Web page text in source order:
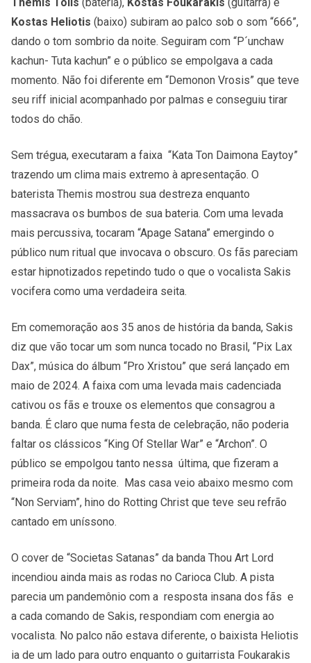
Themis Tolis (bateria), Kostas Foukarakis (guitarra) e
Kostas Heliotis (baixo) subiram ao palco sob o som “666”,
dando o tom sombrio da noite. Seguiram com “P´unchaw
kachun- Tuta kachun” e o público se empolgava a cada
momento. Não foi diferente em “Demonon Vrosis” que teve
seu riff inicial acompanhado por palmas e conseguiu tirar
todos do chão.
Sem trégua, executaram a faixa “Kata Ton Daimona Eaytoy”
trazendo um clima mais extremo à apresentação. O
baterista Themis mostrou sua destreza enquanto
massacrava os bumbos de sua bateria. Com uma levada
mais percussiva, tocaram “Apage Satana” emergindo o
público num ritual que invocava o obscuro. Os fãs pareciam
estar hipnotizados repetindo tudo o que o vocalista Sakis
vocifera como uma verdadeira seita.
Em comemoração aos 35 anos de história da banda, Sakis
diz que vão tocar um som nunca tocado no Brasil, “Pix Lax
Dax”, música do álbum “Pro Xristou” que será lançado em
maio de 2024. A faixa com uma levada mais cadenciada
cativou os fãs e trouxe os elementos que consagrou a
banda. É claro que numa festa de celebração, não poderia
faltar os clássicos “King Of Stellar War” e “Archon”. O
público se empolgou tanto nessa última, que fizeram a
primeira roda da noite. Mas casa veio abaixo mesmo com
“Non Serviam”, hino do Rotting Christ que teve seu refrão
cantado em uníssono.
O cover de “Societas Satanas” da banda Thou Art Lord
incendiou ainda mais as rodas no Carioca Club. A pista
parecia um pandemônio com a resposta insana dos fãs e
a cada comando de Sakis, respondiam com energia ao
vocalista. No palco não estava diferente, o baixista Heliotis
ia de um lado para outro enquanto o guitarrista Foukarakis